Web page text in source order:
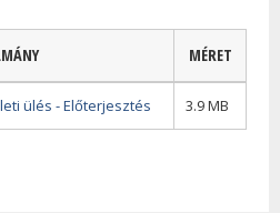
MÉRET
ülés - Előterjesztés 3.9 MB